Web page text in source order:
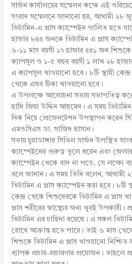
সার্জন কার্যালয়ের সম্মেলন কক্ষে এই
সংবাদ সম্মেলনে জানানো হয়, আগামী ২৮
ভিটামিন-এ প্লাস ক্যাম্পেইন পালিত হতে
হাজার ৮৪৫ জনকে ভিটামিন এ প্লাস
৬-১১ মাস বয়সী ১৭ হাজার ৫৪১ জন শিশুকে
ক্যাপসুল ও ১-৫ বছর বয়সী ১ লাখ ২৮
এ ক্যাপসুল খাওয়ানো হবে। ৮টি স্থায়ী
থেকে এসব টিকা খাওয়ানো হবে।
এ উপলক্ষে আলোচনা সভায় সভাপতিত্ব করেন
হাদি জিয়া উদ্দিন আহমেদ। এ সময় ভিটামিন
দিক নিয়ে প্রেজেনটেশন উপস্থাপন করেন
এমওসিএস ডা. সাজিদ হাসান।
সভায় চুয়াডাঙ্গার সিভিল সার্জন উপস্থিত
ক্যাম্পেইনের গুরুত্ব তুলে ধরেন এবং
ক্যাম্পেইন থেকে বাদ না পড়ে, সে লক্ষ্যে
বলে জানান। এ সময় তিনি বলেন, আগামী
ভিটামিন এ প্লাস ক্যাম্পেইন করা হবে। ৮টি
কেন্দ্র থেকে শিশুদেরকে ভিটামিন এ প্লাস
প্লাস শরীরের স্বাস্থ্যের জন্য খুবই উপকারী।
ভিটামিন এর চাহিদা রয়েছে। এ সকল
রোগে আক্রান্ত হতে পারে। তাই ৬ মাস
শিশুকে ভিটামিন এ প্লাস খাওয়ানো নিশ্চিত
ব্যাপক প্রচার-প্রচারণার প্রয়োজন। তাহলে